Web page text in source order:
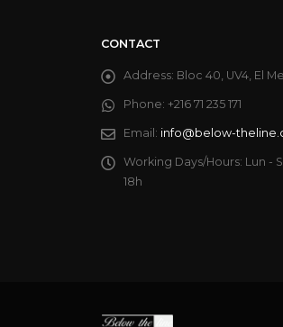
CONTACT
Address: Bloc 40, UV4, El
Phone: +216 71 235 171
Email: info@below-
Working Days/Hours: Lun -
18h